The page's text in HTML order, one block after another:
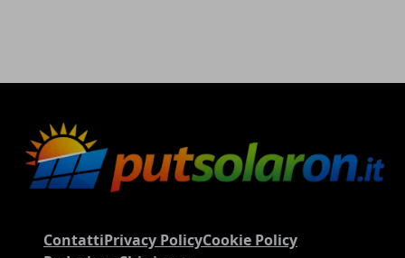
ContattiPrivacy PolicyCookie Policy